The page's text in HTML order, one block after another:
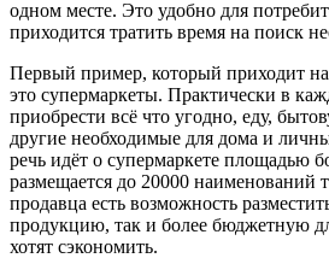
одном месте. Это удобно для
приходится тратить время на поиск
Первый пример, который приходит
это супермаркеты. Практически в
приобрести всё что угодно, еду,
другие необходимые для дома и
речь идёт о супермаркете площадью
размещается до 20000 наименований
продавца есть возможность
продукцию, так и более бюджетную
хотят сэкономить.